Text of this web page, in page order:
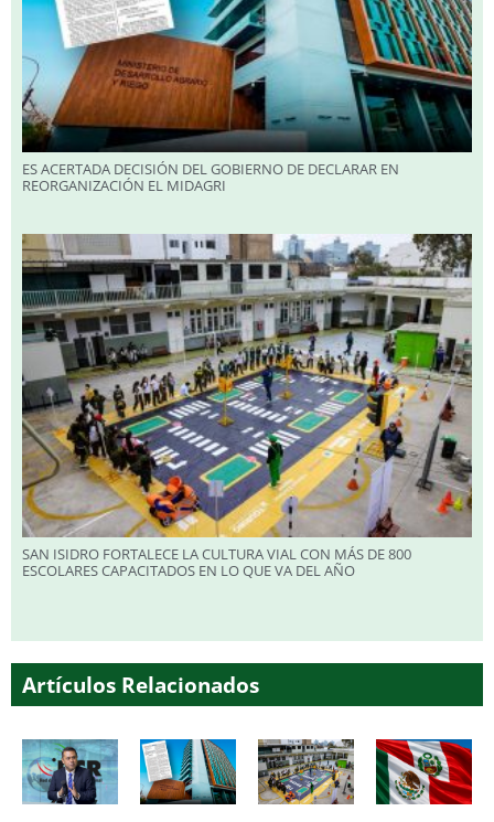
ES ACERTADA DECISIÓN DEL GOBIERNO DE DECLARAR EN
REORGANIZACIÓN EL MIDAGRI
SAN ISIDRO FORTALECE LA CULTURA VIAL CON MÁS DE 800
ESCOLARES CAPACITADOS EN LO QUE VA DEL AÑO
Artículos Relacionados